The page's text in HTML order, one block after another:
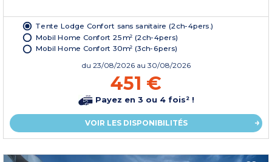
Tente Lodge Confort sans sanitaire (2ch-4pers.)
Mobil Home Confort 25m² (2ch-4pers)
Mobil Home Confort 30m² (3ch-6pers)
du 23/08/2026 au 30/08/2026
451 €
Payez en 3 ou 4 fois² !
VOIR LES DISPONIBILITÉS